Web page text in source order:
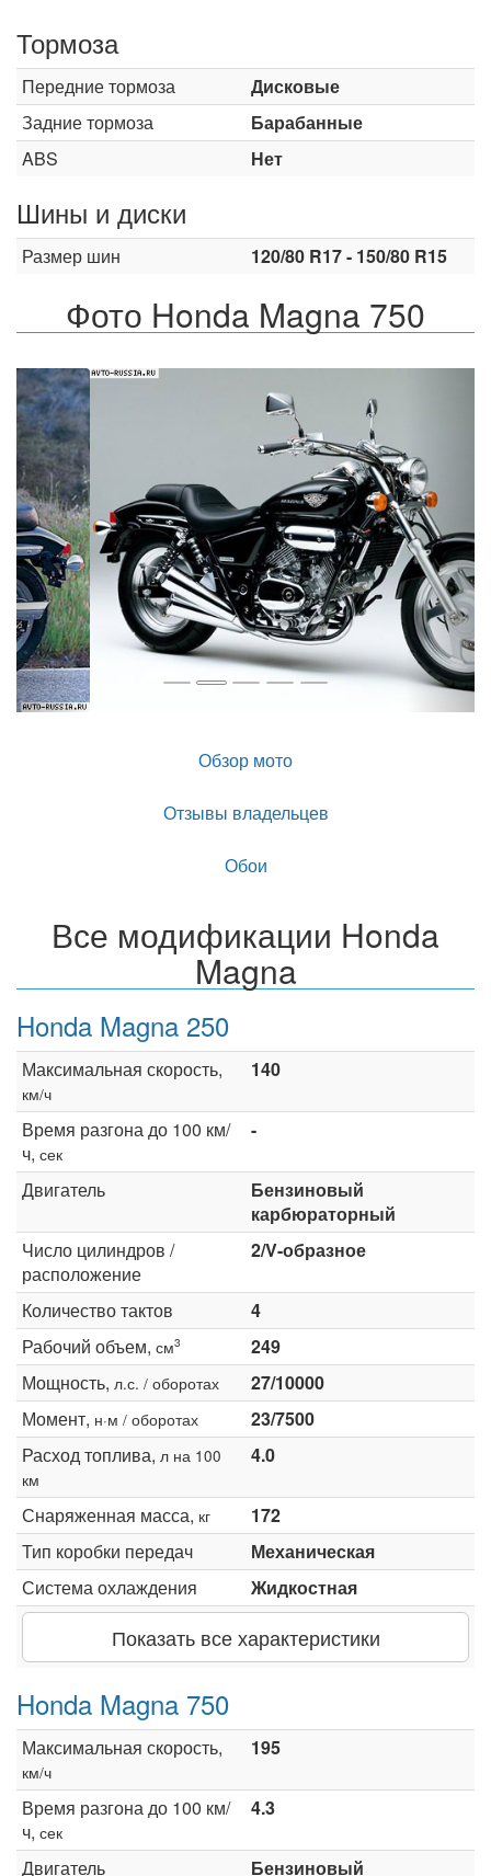
Тормоза
Передние тормоза
Дисковые
Задние тормоза
Барабанные
ABS
Нет
Шины и диски
Размер шин 120/80 R17 - 150/80 R15
Фото Honda Magna 750
Назад
Обзор мото
Отзывы владельцев
Обои
Все модификации Honda
Magna
Honda Magna 250
Максимальная скорость,
км/ч
140
Время разгона до 100 км/
ч, сек
-
Двигатель
Бензиновый
карбюраторный
Число цилиндров /
расположение
2/V-образное
Количество тактов
4
Рабочий объем, см3
249
Мощность, л.с. / оборотах
27/10000
Момент, н·м / оборотах
23/7500
Расход топлива, л на 100
км
4.0
Снаряженная масса, кг
172
Тип коробки передач
Механическая
Система охлаждения
Жидкостная
Показать все характеристики
Honda Magna 750
Максимальная скорость,
км/ч
195
Время разгона до 100 км/
ч, сек
4.3
Двигатель
Бензиновый